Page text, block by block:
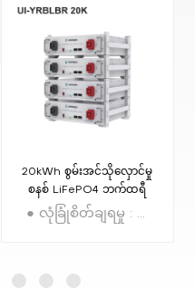
20kWh စွမ်းအင်သိုလှောင်မှု
စနစ် LiFePO4 ဘက်ထရီ
ထုတ်လုပ်သူ
● လုံခြုံစိတ်ချရမှု : အဆင့်မြင့်ဆုံး လစ်သီယမ်သံဖော့စဖိတ်ဘက်ထရီ အူတိုင်နည်းပညာကို အသုံးပြုခြင်း။ ● ချဲ့ထွင်ရန် လွယ်ကူသည်- Multi-parallel Configuration၊ 16sets (81.92kWh အထိ) ● အသက်ရှည်: ≧6000 သံသရာ ● Buit-In BMS： အလွန်လုံခြုံသော Built-in BMS အကာအကွယ် ● လည်ပတ်မှုနှင့် ပြုပြင်ထိန်းသိမ်းမှုကုန်ကျစရိတ်များကို လျှော့ချရန် စောင့်ကြည့်ခြင်းအတွက် Bluetooth/WiFi ဖြင့် အဝေးမှဝင်ရောက်ပါ။ ● အသိအမှတ်ပြုလက်မှတ်- IEC62619 / UL1973 / UL9540A / CE-EMC / UN38.3 / FCC